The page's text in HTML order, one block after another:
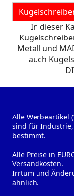
In dieser
Metall und
auch
Alle Werbeartikel
sind für Industrie,
bestimmt.
Alle Preise in
Versandkosten.
Irrtum und
ähnlich.